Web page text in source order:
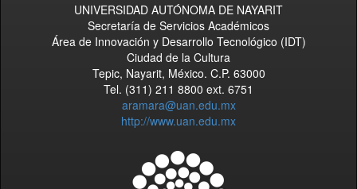
UNIVERSIDAD AUTÓNOMA DE NAYARIT
Secretaría de Servicios Académicos
Área de Innovación y Desarrollo Tecnológico (IDT)
Ciudad de la Cultura
Tepic, Nayarit, México. C.P. 63000
Tel. (311) 211 8800 ext. 6751
aramara@uan.edu.mx
http://www.uan.edu.mx